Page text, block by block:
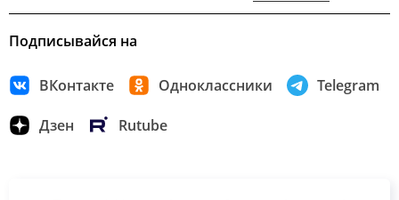
Подписывайся на
ВКонтакте Одноклассники Telegram
Дзен Rutube